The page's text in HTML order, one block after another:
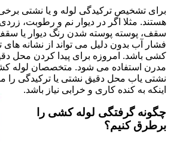
برای تشخیص ترکیدگی لوله و یا نشتی
هستند. مثلا اگر در دیوار نم و رطوبت،
سقف، پوسته پوسته شدن رنگ دیوار یا
فشار آب بدون دلیل می تواند از نشانه های
کشی باشد. امروزه برای پیدا کردن محل
مدرن استفاده می شود. متخصصان لوله
نشتی یاب محل دقیق نشتی یا ترکیدگی
اینکه به کنده کاری و خرابی نیاز باشد.
چگونه گرفتگی لوله کشی را
برطرق کنیم؟